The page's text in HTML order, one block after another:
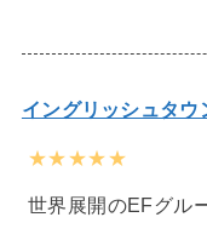
イングリッシュタウ
★★★★★
世界展開のEFグル